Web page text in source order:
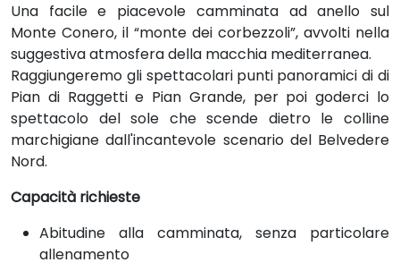
Una facile e piacevole camminata ad anello sul
Monte Conero, il “monte dei corbezzoli”, avvolti nella
suggestiva atmosfera della macchia mediterranea.
Raggiungeremo gli spettacolari punti panoramici di di
Pian di Raggetti e Pian Grande, per poi goderci lo
spettacolo del sole che scende dietro le colline
marchigiane dall'incantevole scenario del Belvedere
Nord.
Capacità richieste
Abitudine alla camminata, senza particolare
allenamento